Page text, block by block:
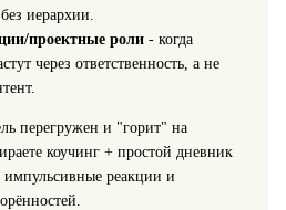
иерархии.
проектные роли- когда
через ответственность, а не
перегружен и "горит" на
коучинг + простой дневник
реакции и